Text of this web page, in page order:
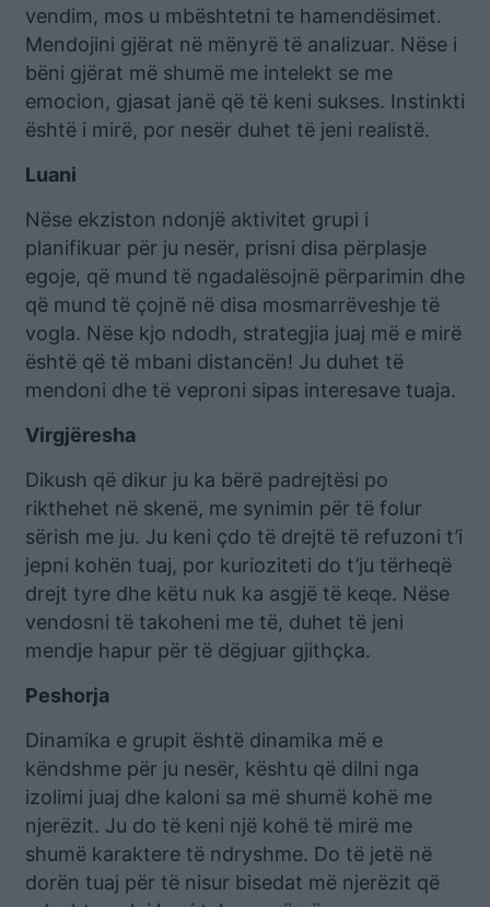
vendim, mos u mbështetni te hamendësimet.
Mendojini gjërat në mënyrë të analizuar. Nëse i
bëni gjërat më shumë me intelekt se me
emocion, gjasat janë që të keni sukses. Instinkti
është i mirë, por nesër duhet të jeni realistë.
Luani
Nëse ekziston ndonjë aktivitet grupi i
planifikuar për ju nesër, prisni disa përplasje
egoje, që mund të ngadalësojnë përparimin dhe
që mund të çojnë në disa mosmarrëveshje të
vogla. Nëse kjo ndodh, strategjia juaj më e mirë
është që të mbani distancën! Ju duhet të
mendoni dhe të veproni sipas interesave tuaja.
Virgjëresha
Dikush që dikur ju ka bërë padrejtësi po
rikthehet në skenë, me synimin për të folur
sërish me ju. Ju keni çdo të drejtë të refuzoni t’i
jepni kohën tuaj, por kurioziteti do t’ju tërheqë
drejt tyre dhe këtu nuk ka asgjë të keqe. Nëse
vendosni të takoheni me të, duhet të jeni
mendje hapur për të dëgjuar gjithçka.
Peshorja
Dinamika e grupit është dinamika më e
këndshme për ju nesër, kështu që dilni nga
izolimi juaj dhe kaloni sa më shumë kohë me
njerëzit. Ju do të keni një kohë të mirë me
shumë karaktere të ndryshme. Do të jetë në
dorën tuaj për të nisur bisedat më njerëzit që